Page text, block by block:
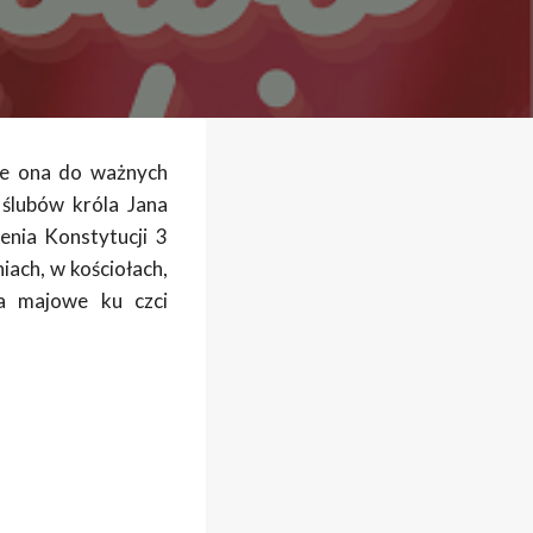
ona do ważnych
króla Jana
Konstytucji 3
w kościołach,
majowe ku czci